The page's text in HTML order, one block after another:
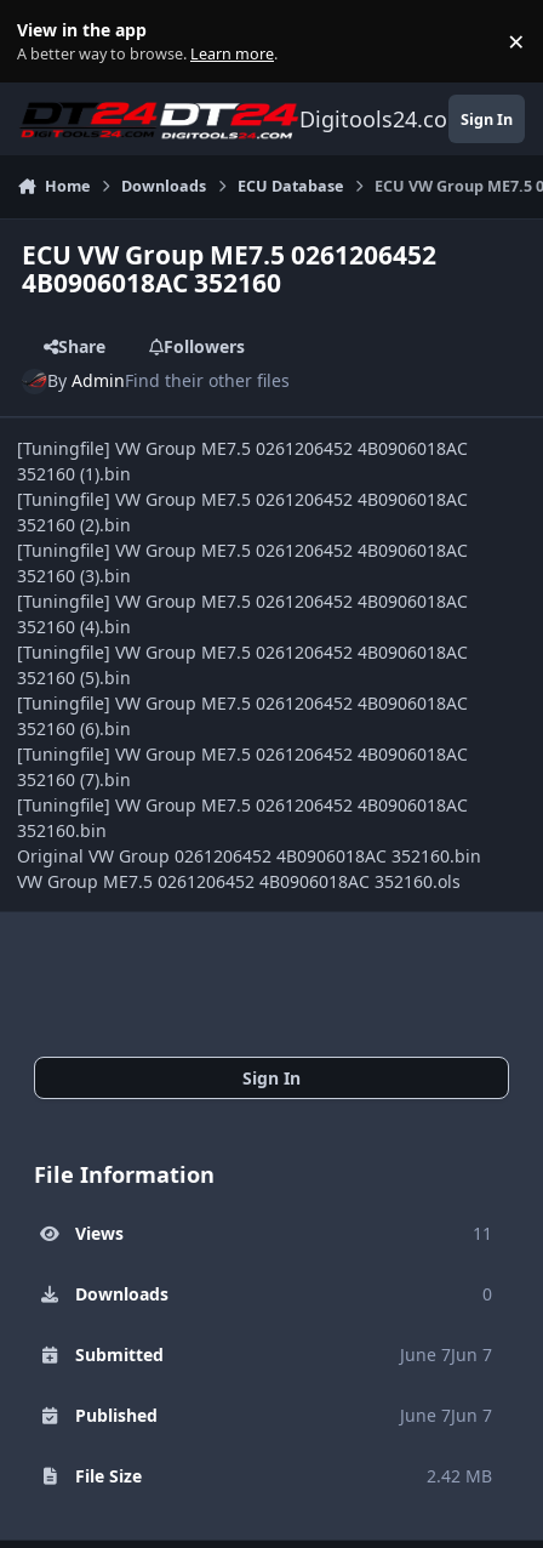
View in the app
A better way to browse. Learn more. ×
Digitools24.comSign In
Home Downloads ECU Database ECU VW Group ME7.5
ECU VW Group ME7.5 0261206452
4B0906018AC 352160
Share
Followers
ByAdminFind their other files
[Tuningfile] VW Group ME7.5 0261206452 4B0906018AC
352160 (1).bin
[Tuningfile] VW Group ME7.5 0261206452 4B0906018AC
352160 (2).bin
[Tuningfile] VW Group ME7.5 0261206452 4B0906018AC
352160 (3).bin
[Tuningfile] VW Group ME7.5 0261206452 4B0906018AC
352160 (4).bin
[Tuningfile] VW Group ME7.5 0261206452 4B0906018AC
352160 (5).bin
[Tuningfile] VW Group ME7.5 0261206452 4B0906018AC
352160 (6).bin
[Tuningfile] VW Group ME7.5 0261206452 4B0906018AC
352160 (7).bin
[Tuningfile] VW Group ME7.5 0261206452 4B0906018AC
352160.bin
Original VW Group 0261206452 4B0906018AC 352160.bin
VW Group ME7.5 0261206452 4B0906018AC 352160.ols
Sign In
File Information
Views 11
Downloads 0
Submitted June 7Jun 7
Published June 7Jun 7
File Size 2.42 MB